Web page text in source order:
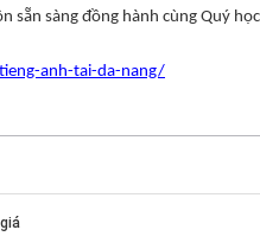
sẵn sàng đồng hành cùng Quý
anh-tai-da-nang/